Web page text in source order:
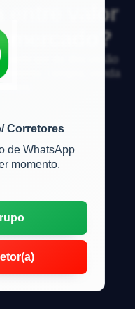
Corretores
de WhatsApp
momento.
entre valor
mercado?
participe da discussão
compra, venda